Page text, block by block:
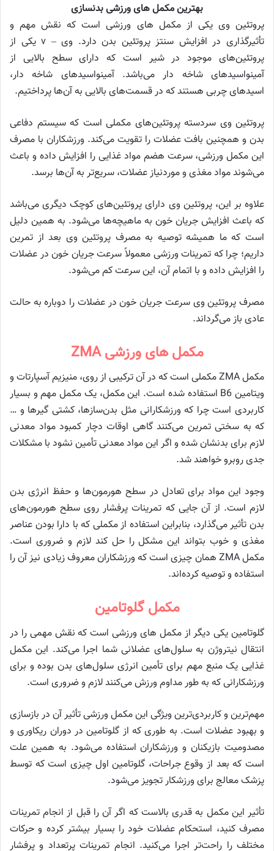
بهترین مکمل های ورزشی بدنسازی
پروتئین وی یکی از مکمل های ورزشی است که نقش مهم و
تأثیرگذاری در افزایش سنتز پروتئین بدن دارد. وی – v یکی از
پروتئین‌های موجود در شیر است که دارای سطح بالایی از
آمینواسیدهای شاخه دار می‌باشد. آمینواسیدهای شاخه دار،
اسیدهای چربی هستند که در قسمت‌های بالایی به آن‌ها پرداختیم.
پروتئین وی سردسته پروتئین‌های مکملی است که سیستم دفاعی
بدن و همچنین بافت عضلات را تقویت می‌کند. ورزشکاران با مصرف
این مکمل ورزشی، سرعت هضم مواد غذایی را افزایش داده و باعث
می‌شوند مواد مغذی و موردنیاز عضلات، سریع‌تر به آن‌ها برسد.
علاوه بر این، پروتئین وی دارای پروتئین‌های کوچک دیگری می‌باشد
که باعث افزایش جریان خون به ماهیچه‌ها می‌شود. به همین دلیل
است که ما همیشه توصیه به مصرف پروتئین وی بعد از تمرین
داریم؛ چرا که تمرینات ورزشی معمولاً سرعت جریان خون در عضلات
را افزایش داده و با اتمام آن، این سرعت کم می‌شود.
مصرف پروتئین وی سرعت جریان خون در عضلات را دوباره به حالت
عادی باز می‌گرداند.
مکمل های ورزشی ZMA
مکمل ZMA مکملی است که در آن ترکیبی از روی، منیزیم آسپارتات و
ویتامین B6 استفاده شده است. این مکمل، یک مکمل مهم و بسیار
کاربردی است چرا که ورزشکارانی مثل بدن‌سازها، کشتی گیرها و …
که به سختی تمرین می‌کنند گاهی اوقات دچار کمبود مواد معدنی
لازم برای بدنشان شده و اگر این مواد معدنی تأمین نشود با مشکلات
جدی روبرو خواهند شد.
وجود این مواد برای تعادل در سطح هورمون‌ها و حفظ انرژی بدن
لازم است. از آن جایی که تمرینات پرفشار روی سطح هورمون‌های
بدن تأثیر می‌گذارد، بنابراین استفاده از مکملی که با دارا بودن عناصر
مغذی و خوب بتواند این مشکل را حل کند لازم و ضروری است.
مکمل ZMA همان چیزی است که ورزشکاران معروف زیادی نیز آن را
استفاده و توصیه کرده‌اند.
مکمل گلوتامین
گلوتامین یکی دیگر از مکمل های ورزشی است که نقش مهمی را در
انتقال نیتروژن به سلول‌های عضلانی شما اجرا می‌کند. این مکمل
غذایی یک منبع مهم برای تأمین انرژی سلول‌های بدن بوده و برای
ورزشکارانی که به طور مداوم ورزش می‌کنند لازم و ضروری است.
مهم‌ترین و کاربردی‌ترین ویژگی این مکمل ورزشی تأثیر آن در بازسازی
و بهبود عضلات است. به طوری که از گلوتامین در دوران ریکاوری و
مصدومیت بازیکنان و ورزشکاران استفاده می‌شود. به همین علت
است که بعد از وقوع جراحات، گلوتامین اول چیزی است که توسط
پزشک معالج برای ورزشکار تجویز می‌شود.
تأثیر این مکمل به قدری بالاست که اگر آن را قبل از انجام تمرینات
مصرف کنید، استحکام عضلات خود را بسیار بیشتر کرده و حرکات
مختلف را راحت‌تر اجرا می‌کنید. انجام تمرینات پرتعداد و پرفشار